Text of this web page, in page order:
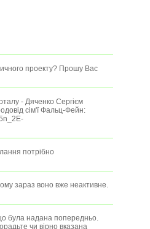
проекту? Прошу Вас
- Дяченко Сергієм
сім'ї Фальц-Фейн:
потрібно
зараз воно вже неактивне.
була надана попередньо.
чи вірно вказана